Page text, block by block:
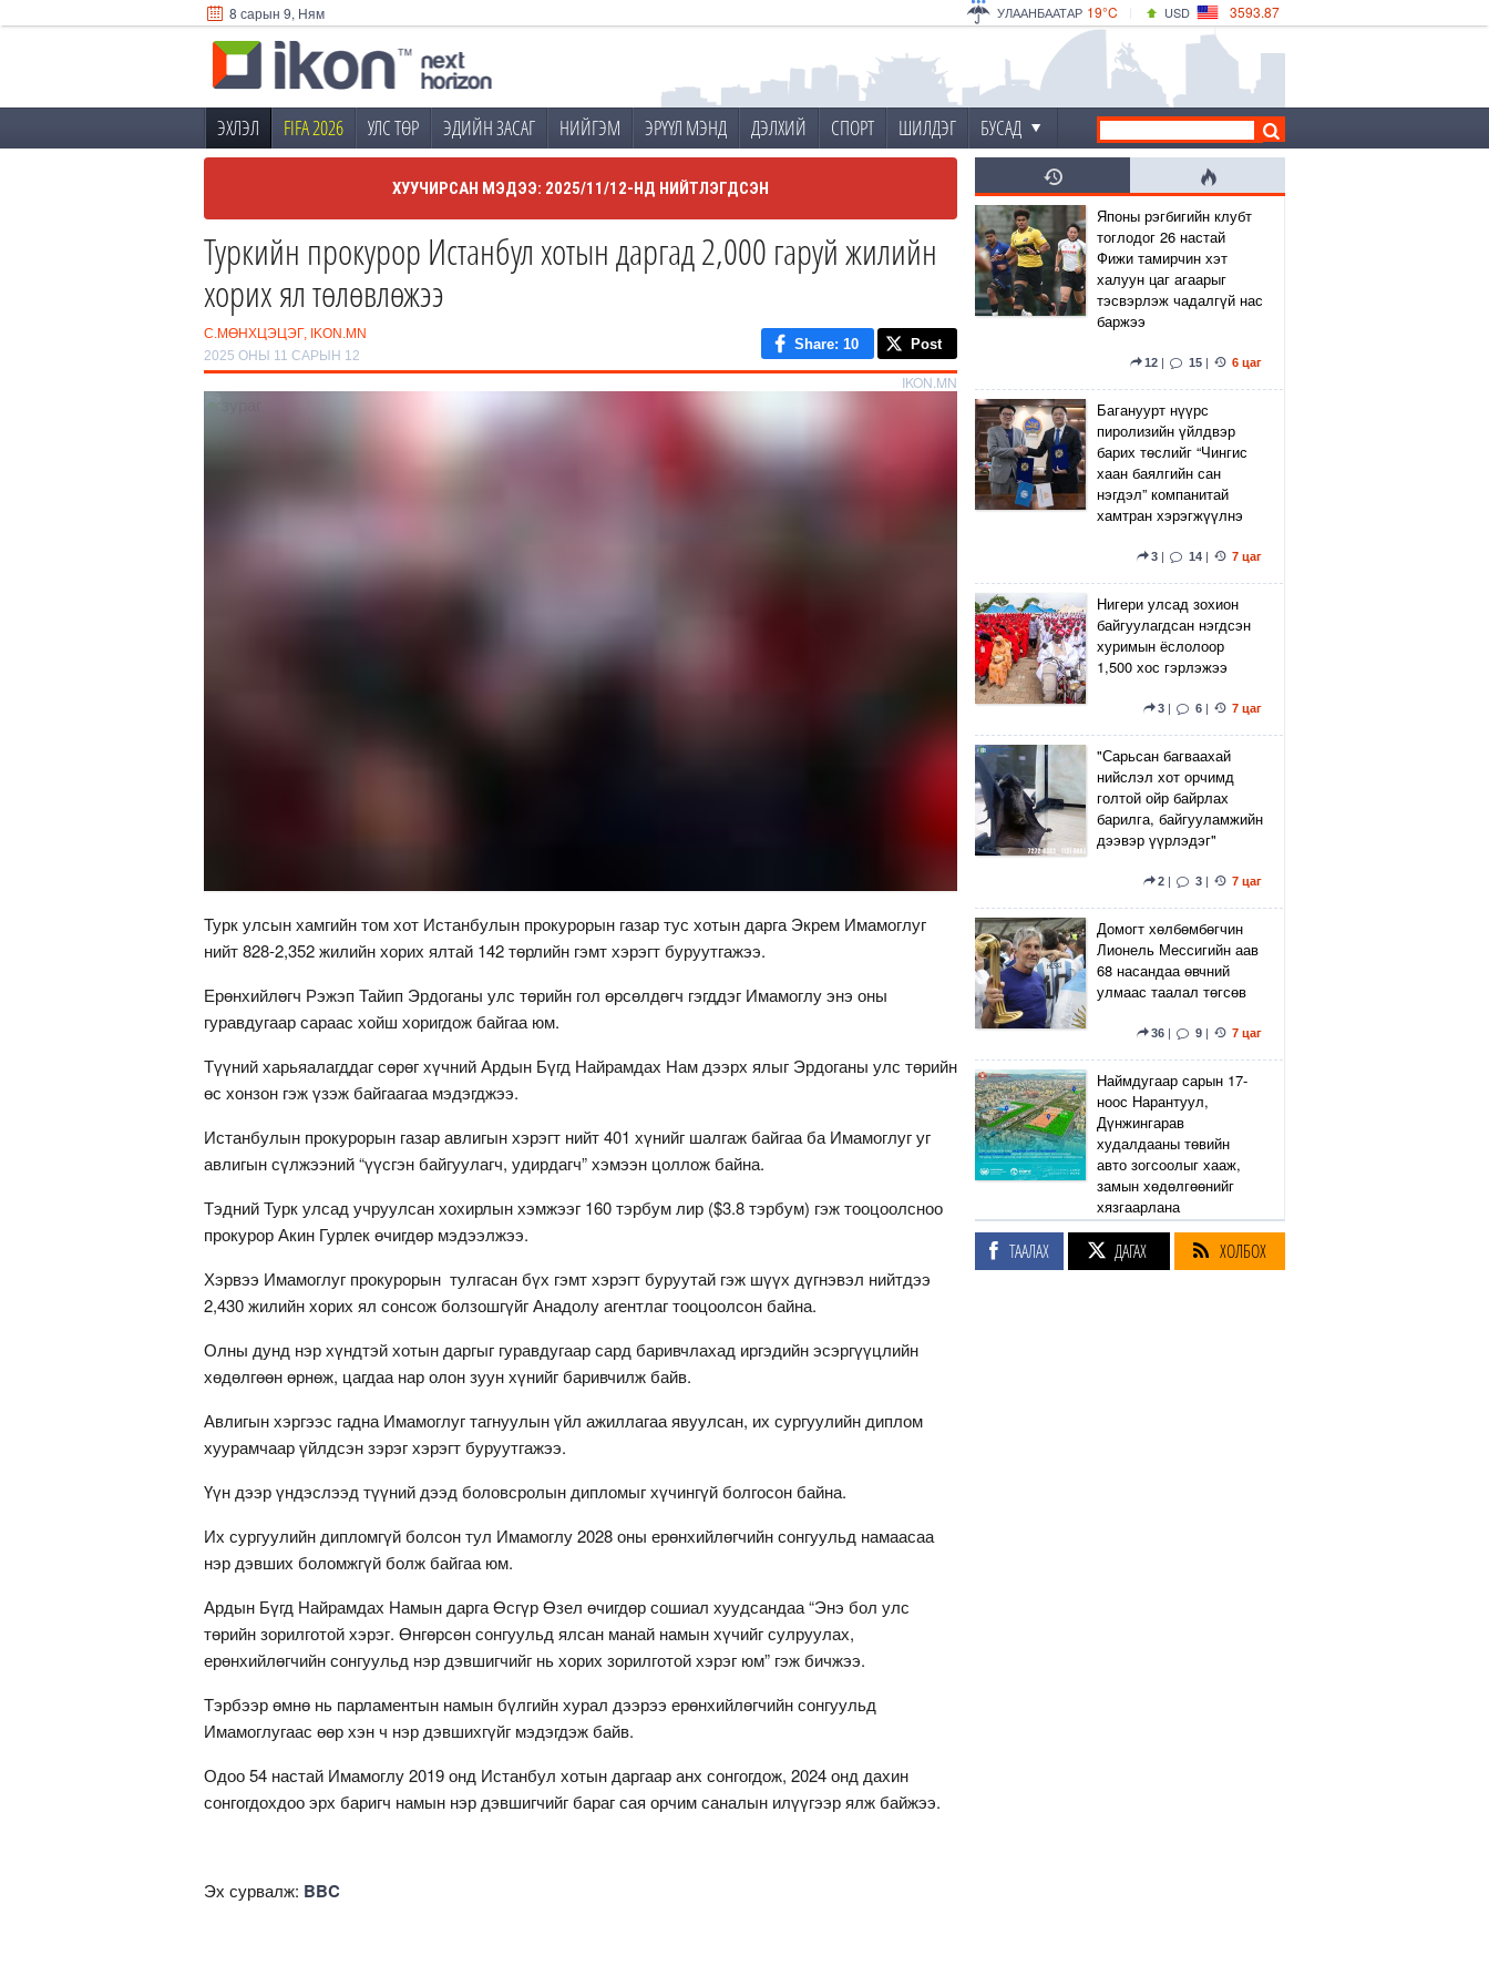
8 сарын 9, Ням 19°C
УЛААНБААТАР
19°C
ДАРХАН
17°C
ЭРДЭНЭТ
USD 3593.87
4141.04
ЭХЛЭЛ FIFA 2026 УЛС ТӨР ЭДИЙН ЗАСАГ НИЙГЭМ ЭРҮҮЛ МЭНД ДЭЛХИЙ СПОРТ ШИЛДЭГ БУСАД
ХУУЧИРСАН МЭДЭЭ: 2025/11/12-НД НИЙТЛЭГДСЭН
Туркийн прокурор Истанбул хотын даргад 2,000 гаруй жилийн
хорих ял төлөвлөжээ
С.МӨНХЦЭЦЭГ, IKON.MN
2025 ОНЫ 11 САРЫН 12
Share: 10 Post
IKON.MN
Турк улсын хамгийн том хот Истанбулын прокурорын газар тус хотын дарга Экрем Имамоглуг
нийт 828-2,352 жилийн хорих ялтай 142 төрлийн гэмт хэрэгт буруутгажээ.
Ерөнхийлөгч Рэжэп Тайип Эрдоганы улс төрийн гол өрсөлдөгч гэгддэг Имамоглу энэ оны
гуравдугаар сараас хойш хоригдож байгаа юм.
Түүний харьяалагддаг сөрөг хүчний Ардын Бүгд Найрамдах Нам дээрх ялыг Эрдоганы улс төрийн
өс хонзон гэж үзэж байгаагаа мэдэгджээ.
Истанбулын прокурорын газар авлигын хэрэгт нийт 401 хүнийг шалгаж байгаа ба Имамоглуг уг
авлигын сүлжээний “үүсгэн байгуулагч, удирдагч” хэмээн цоллож байна.
Тэдний Турк улсад учруулсан хохирлын хэмжээг 160 тэрбум лир ($3.8 тэрбум) гэж тооцоолсноо
прокурор Акин Гурлек өчигдөр мэдээлжээ.
Хэрвээ Имамоглуг прокурорын тулгасан бүх гэмт хэрэгт буруутай гэж шүүх дүгнэвэл нийтдээ
2,430 жилийн хорих ял сонсож болзошгүйг Анадолу агентлаг тооцоолсон байна.
Олны дунд нэр хүндтэй хотын даргыг гуравдугаар сард баривчлахад иргэдийн эсэргүүцлийн
хөдөлгөөн өрнөж, цагдаа нар олон зуун хүнийг баривчилж байв.
Авлигын хэргээс гадна Имамоглуг тагнуулын үйл ажиллагаа явуулсан, их сургуулийн диплом
хуурамчаар үйлдсэн зэрэг хэрэгт буруутгажээ.
Үүн дээр үндэслээд түүний дээд боловсролын дипломыг хүчингүй болгосон байна.
Их сургуулийн дипломгүй болсон тул Имамоглу 2028 оны ерөнхийлөгчийн сонгуульд намаасаа
нэр дэвших боломжгүй болж байгаа юм.
Ардын Бүгд Найрамдах Намын дарга Өсгүр Өзел өчигдөр сошиал хуудсандаа “Энэ бол улс
төрийн зорилготой хэрэг. Өнгөрсөн сонгуульд ялсан манай намын хүчийг сулруулах,
ерөнхийлөгчийн сонгуульд нэр дэвшигчийг нь хорих зорилготой хэрэг юм” гэж бичжээ.
Тэрбээр өмнө нь парламентын намын бүлгийн хурал дээрээ ерөнхийлөгчийн сонгуульд
Имамоглугаас өөр хэн ч нэр дэвшихгүйг мэдэгдэж байв.
Одоо 54 настай Имамоглу 2019 онд Истанбул хотын даргаар анх сонгогдож, 2024 онд дахин
сонгогдохдоо эрх баригч намын нэр дэвшигчийг бараг сая орчим саналын илүүгээр ялж байжээ.
Эх сурвалж: BBC
Японы рэгбигийн клубт
тоглодог 26 настай
Фижи тамирчин хэт
халуун цаг агаарыг
тэсвэрлэж чадалгүй нас
баржээ
12 | 15 | 6 цаг
Багануурт нүүрс
пиролизийн үйлдвэр
барих төслийг “Чингис
хаан баялгийн сан
нэгдэл” компанитай
хамтран хэрэгжүүлнэ
3 | 14 | 7 цаг
Нигери улсад зохион
байгуулагдсан нэгдсэн
хуримын ёслолоор
1,500 хос гэрлэжээ
3 | 6 | 7 цаг
"Сарьсан багваахай
нийслэл хот орчимд
голтой ойр байрлах
барилга, байгууламжийн
дээвэр үүрлэдэг"
2 | 3 | 7 цаг
Домогт хөлбөмбөгчин
Лионель Мессигийн аав
68 насандаа өвчний
улмаас таалал төгсөв
36 | 9 | 7 цаг
Наймдугаар сарын 17-
ноос Нарантуул,
Дүнжингарав
худалдааны төвийн
авто зогсоолыг хааж,
замын хөдөлгөөнийг
хязгаарлана
2| 8 цаг
ТААЛАХ ДАГАХ ХОЛБОХ